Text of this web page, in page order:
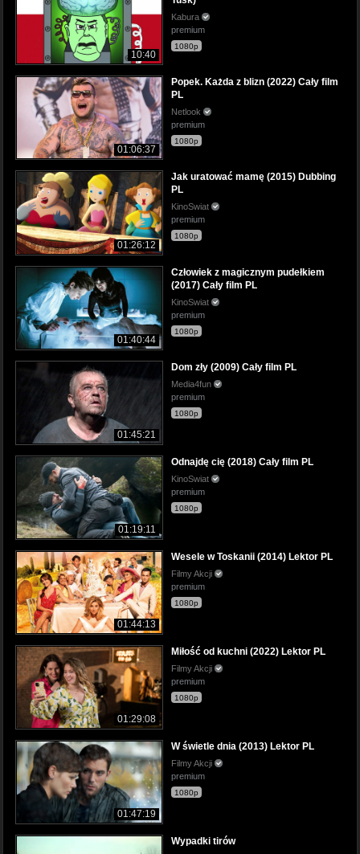
10:40
Kabura
premium
1080p
01:06:37
Popek. Każda z blizn (2022) Cały film
PL
Netlook
premium
1080p
01:26:12
Jak uratować mamę (2015) Dubbing
PL
KinoSwiat
premium
1080p
01:40:44
Człowiek z magicznym pudełkiem
(2017) Cały film PL
KinoSwiat
premium
1080p
01:45:21
Dom zły (2009) Cały film PL
Media4fun
premium
1080p
01:19:11
Odnajdę cię (2018) Cały film PL
KinoSwiat
premium
1080p
01:44:13
Wesele w Toskanii (2014) Lektor PL
Filmy Akcji
premium
1080p
01:29:08
Miłość od kuchni (2022) Lektor PL
Filmy Akcji
premium
1080p
01:47:19
W świetle dnia (2013) Lektor PL
Filmy Akcji
premium
1080p
Wypadki tirów